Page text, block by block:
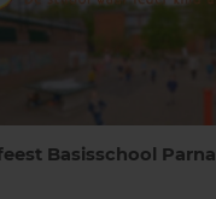
Basisschool